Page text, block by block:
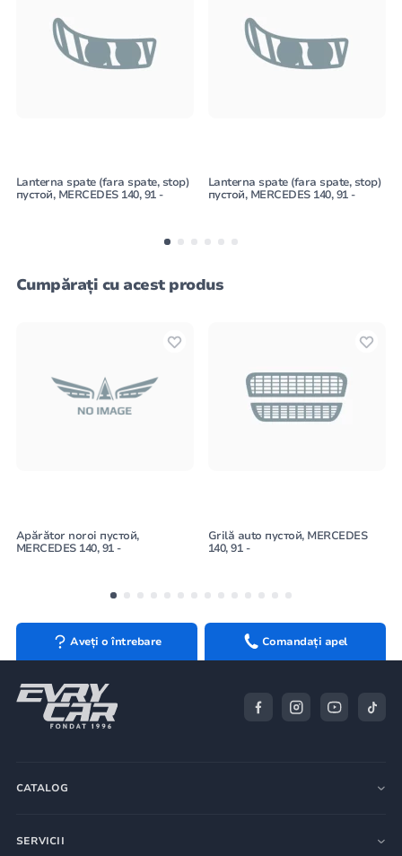
Lanterna spate (fara spate, stop)
пустой, MERCEDES 140, 91 -
Lanterna spate (fara spate, stop)
пустой, MERCEDES 140, 91 -
Cumpărați cu acest produs
Apărător noroi пустой,
MERCEDES 140, 91 -
Grilă auto пустой, MERCEDES
140, 91 -
Aveți o întrebare Comandați apel
CATALOG
SERVICII